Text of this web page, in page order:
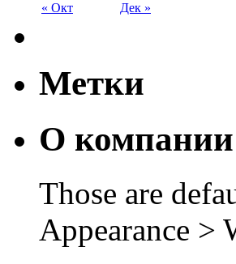
« Окт Дек »
Метки
О компании
Those are
Appearance >